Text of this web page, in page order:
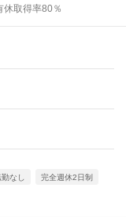
取得率80％
なし 完全週休2日制